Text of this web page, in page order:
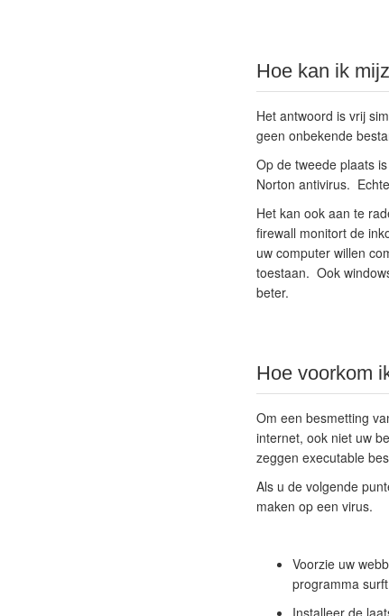
Hoe kan ik
Het antwoord is vrij
geen onbekende
Op de tweede plaats
Norton antivirus.
Het kan ook aan te
firewall monitort de
uw computer willen
toestaan. Ook
beter.
Hoe voorkom
Om een besmetting
internet, ook niet uw
zeggen executable
Als u de volgende
maken op een virus.
Voorzie uw
programma
Installeer de